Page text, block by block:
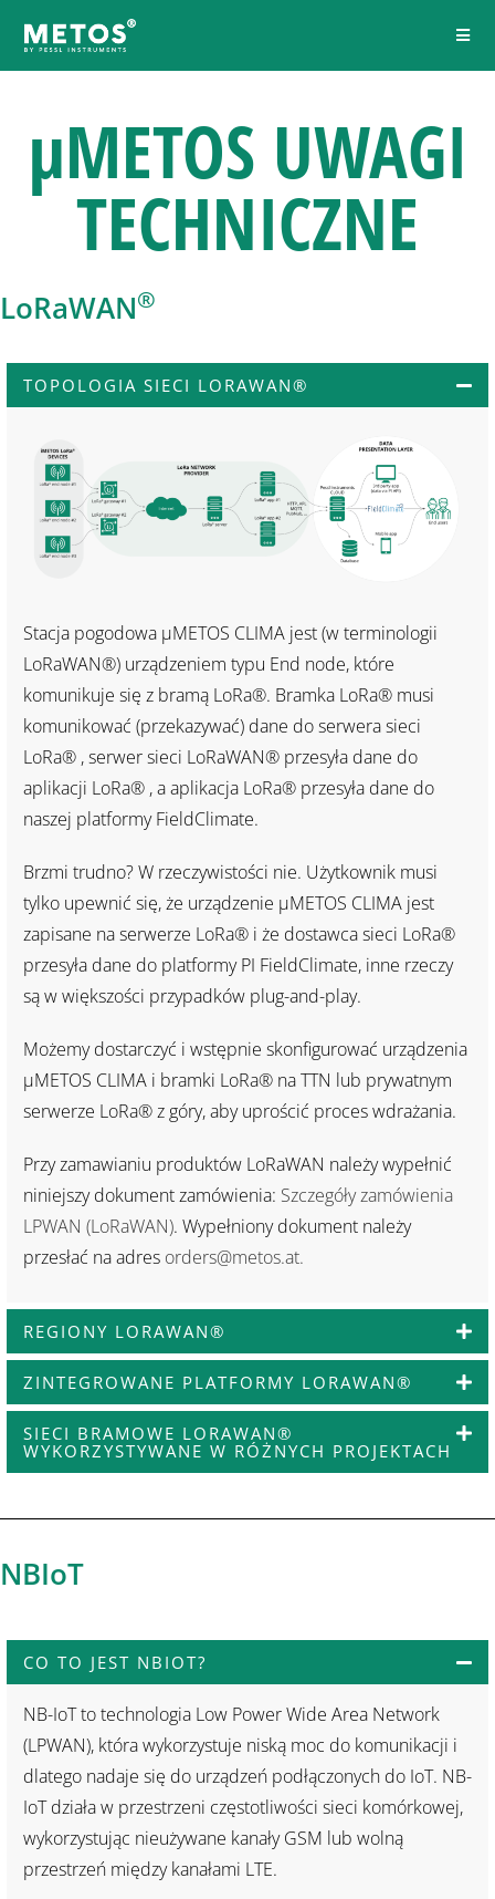
μMETOS UWAGI
TECHNICZNE
LoRaWAN®
TOPOLOGIA SIECI LORAWAN®
Stacja pogodowa μMETOS CLIMA jest (w terminologii
LoRaWAN®) urządzeniem typu End node, które
komunikuje się z bramą LoRa®. Bramka LoRa® musi
komunikować (przekazywać) dane do serwera sieci
LoRa® , serwer sieci LoRaWAN® przesyła dane do
aplikacji LoRa® , a aplikacja LoRa® przesyła dane do
naszej platformy FieldClimate.
Brzmi trudno? W rzeczywistości nie. Użytkownik musi
tylko upewnić się, że urządzenie μMETOS CLIMA jest
zapisane na serwerze LoRa® i że dostawca sieci LoRa®
przesyła dane do platformy PI FieldClimate, inne rzeczy
są w większości przypadków plug-and-play.
Możemy dostarczyć i wstępnie skonfigurować urządzenia
μMETOS CLIMA i bramki LoRa® na TTN lub prywatnym
serwerze LoRa® z góry, aby uprościć proces wdrażania.
Przy zamawianiu produktów LoRaWAN należy wypełnić
niniejszy dokument zamówienia: Szczegóły zamówienia
LPWAN (LoRaWAN). Wypełniony dokument należy
przesłać na adres orders@metos.at.
REGIONY LORAWAN®
ZINTEGROWANE PLATFORMY LORAWAN®
SIECI BRAMOWE LORAWAN®
WYKORZYSTYWANE W RÓŻNYCH PROJEKTACH
NBIoT
CO TO JEST NBIOT?
NB-IoT to technologia Low Power Wide Area Network
(LPWAN), która wykorzystuje niską moc do komunikacji i
dlatego nadaje się do urządzeń podłączonych do IoT. NB-
IoT działa w przestrzeni częstotliwości sieci komórkowej,
wykorzystując nieużywane kanały GSM lub wolną
przestrzeń między kanałami LTE.